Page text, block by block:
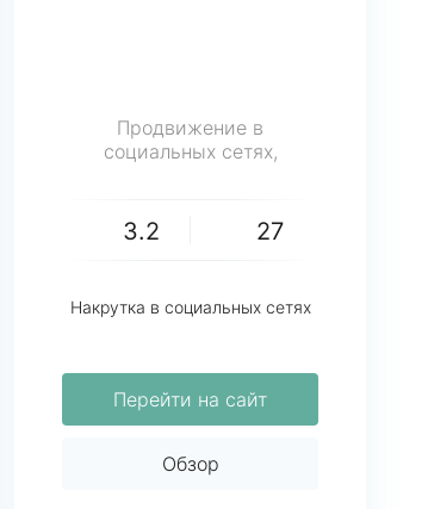
Продвижение в
социальных сетях,
3.2 27
Накрутка в социальных сетях
Перейти на сайт
Обзор